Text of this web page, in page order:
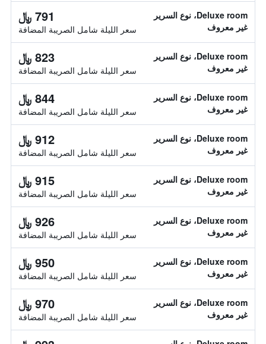
Deluxe room، نوع السرير
غير معروف
791 ﷼
سعر الليلة شامل الصريبة المضافة
Deluxe room، نوع السرير
غير معروف
823 ﷼
سعر الليلة شامل الصريبة المضافة
Deluxe room، نوع السرير
غير معروف
844 ﷼
سعر الليلة شامل الصريبة المضافة
Deluxe room، نوع السرير
غير معروف
912 ﷼
سعر الليلة شامل الصريبة المضافة
Deluxe room، نوع السرير
غير معروف
915 ﷼
سعر الليلة شامل الصريبة المضافة
Deluxe room، نوع السرير
غير معروف
926 ﷼
سعر الليلة شامل الصريبة المضافة
Deluxe room، نوع السرير
غير معروف
950 ﷼
سعر الليلة شامل الصريبة المضافة
Deluxe room، نوع السرير
غير معروف
970 ﷼
سعر الليلة شامل الصريبة المضافة